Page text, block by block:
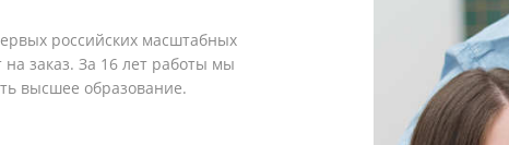
российских масштабных
заказ. За 16 лет работы мы
высшее образование.